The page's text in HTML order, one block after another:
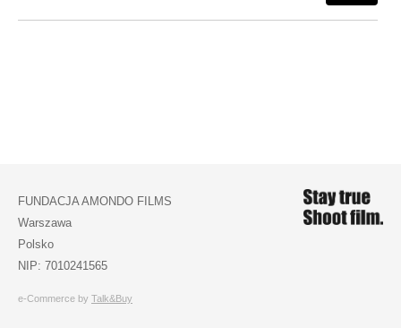
FUNDACJA AMONDO FILMS
Warszawa
Polsko
NIP: 7010241565
e-Commerce by Talk&Buy